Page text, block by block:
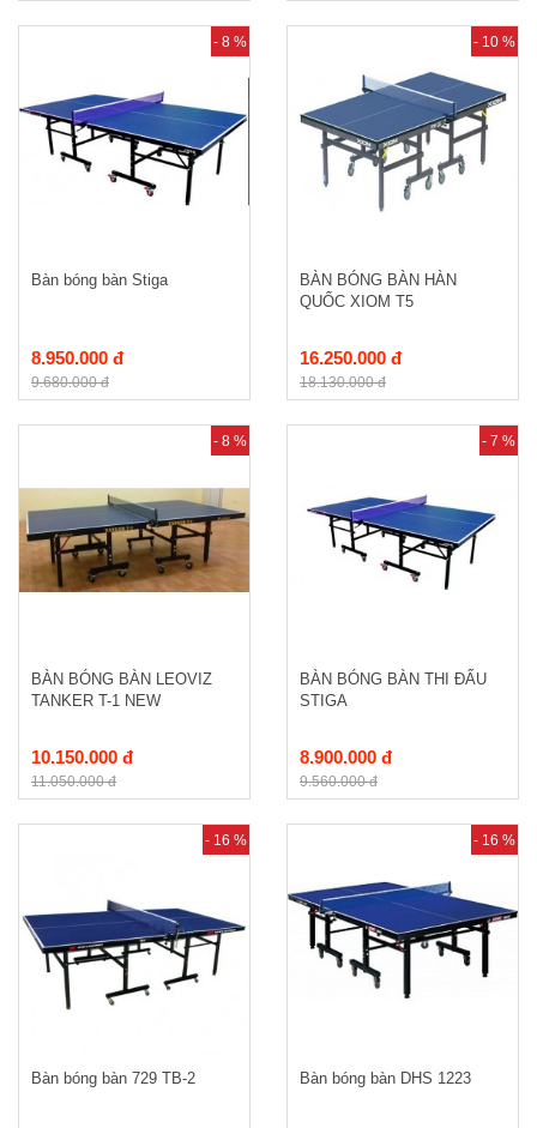
- 8 %
Bàn bóng bàn Stiga
8.950.000 đ
9.680.000 đ
- 10 %
BÀN BÓNG BÀN HÀN
QUỐC XIOM T5
16.250.000 đ
18.130.000 đ
- 8 %
BÀN BÓNG BÀN LEOVIZ
TANKER T-1 NEW
10.150.000 đ
11.050.000 đ
- 7 %
BÀN BÓNG BÀN THI ĐẤU
STIGA
8.900.000 đ
9.560.000 đ
- 16 %
Bàn bóng bàn 729 TB-2
- 16 %
Bàn bóng bàn DHS 1223